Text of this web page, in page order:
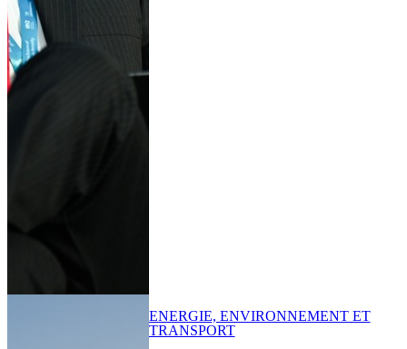
ENERGIE, ENVIRONNEMENT ET
TRANSPORT